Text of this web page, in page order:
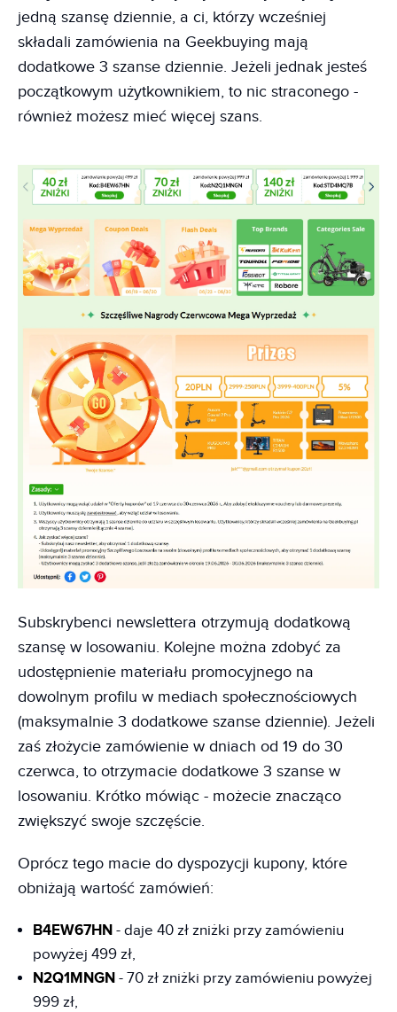
jedną szansę dziennie, a ci, którzy wcześniej
składali zamówienia na Geekbuying mają
dodatkowe 3 szanse dziennie. Jeżeli jednak jesteś
początkowym użytkownikiem, to nic straconego -
również możesz mieć więcej szans.
Subskrybenci newslettera otrzymują dodatkową
szansę w losowaniu. Kolejne można zdobyć za
udostępnienie materiału promocyjnego na
dowolnym profilu w mediach społecznościowych
(maksymalnie 3 dodatkowe szanse dziennie). Jeżeli
zaś złożycie zamówienie w dniach od 19 do 30
czerwca, to otrzymacie dodatkowe 3 szanse w
losowaniu. Krótko mówiąc - możecie znacząco
zwiększyć swoje szczęście.
Oprócz tego macie do dyspozycji kupony, które
obniżają wartość zamówień:
B4EW67HN - daje 40 zł zniżki przy zamówieniu
powyżej 499 zł,
N2Q1MNGN - 70 zł zniżki przy zamówieniu powyżej
999 zł,